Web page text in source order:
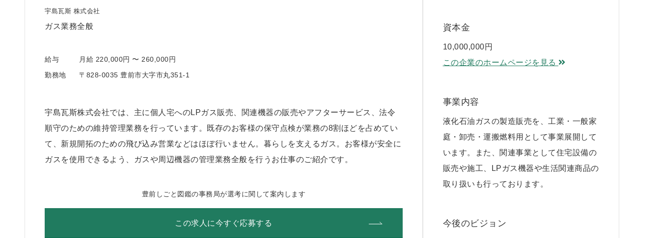
宇島瓦斯 株式会社
ガス業務全般
給与
月給 220,000円 〜 260,000円
勤務地
〒828-0035 豊前市大字市丸351-1
宇島瓦斯株式会社では、主に個人宅へのLPガス販売、関連機器の販売やアフターサービス、法令
順守のための維持管理業務を行っています。既存のお客様の保守点検が業務の8割ほどを占めてい
て、新規開拓のための飛び込み営業などはほぼ行いません。暮らしを支えるガス。お客様が安全に
ガスを使用できるよう、ガスや周辺機器の管理業務全般を行うお仕事のご紹介です。
豊前しごと図鑑の事務局が選考に関して案内します
この求人に今すぐ応募する
資本金
10,000,000円
この企業のホームページを見る
事業内容
液化石油ガスの製造販売を、工業・一般家
庭・卸売・運搬燃料用として事業展開して
います。また、関連事業として住宅設備の
販売や施工、LPガス機器や生活関連商品の
取り扱いも行っております。
今後のビジョン